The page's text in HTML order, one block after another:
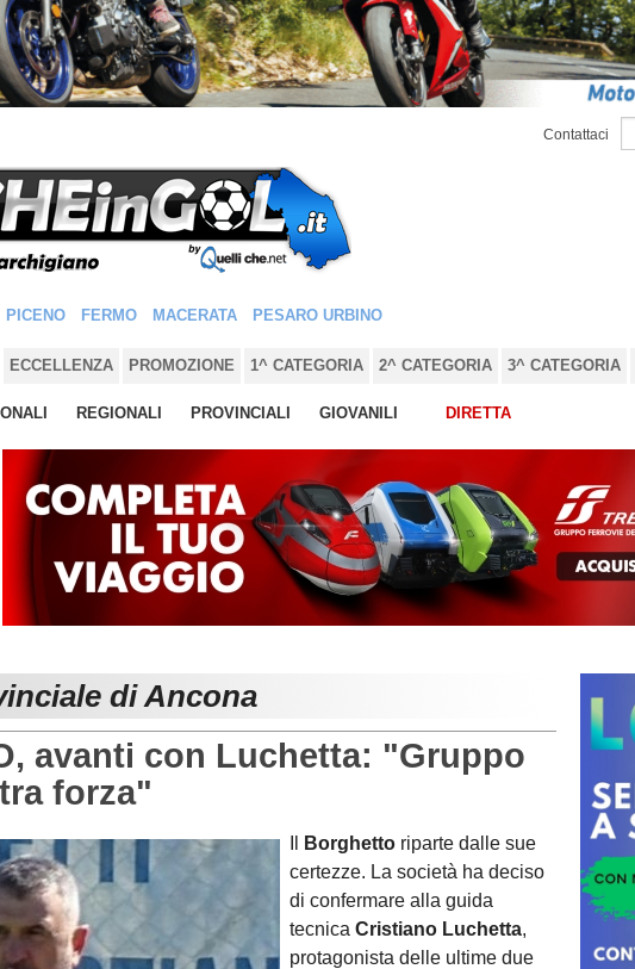
Contattaci
PICENO FERMO MACERATA PESARO URBINO
ECCELLENZA PROMOZIONE 1^ CATEGORIA 2^ CATEGORIA 3^ CATEGORIA
REGIONALI PROVINCIALI GIOVANILI DIRETTA
di Ancona
avanti con Luchetta: "Gruppo
forza"
Borghetto riparte dalle sue
certezze. La società ha deciso
di confermare alla guida
tecnica Cristiano Luchetta,
protagonista delle ultime due